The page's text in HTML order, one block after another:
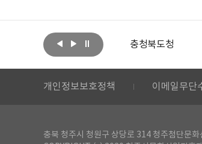
문화체육관광부 충청북도청
개인정보보호정책 이메일무단
충북 청주시 청원구 상당로 314 청주첨단